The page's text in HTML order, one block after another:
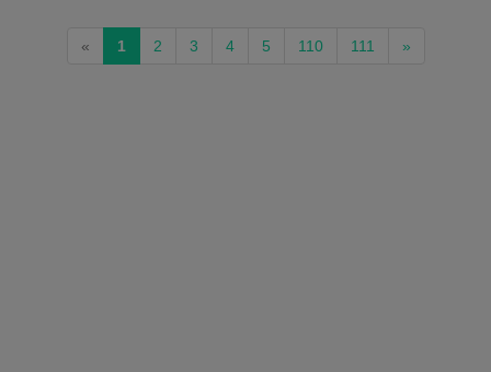
« 1 (current)
2 3 4 5 110 111 »